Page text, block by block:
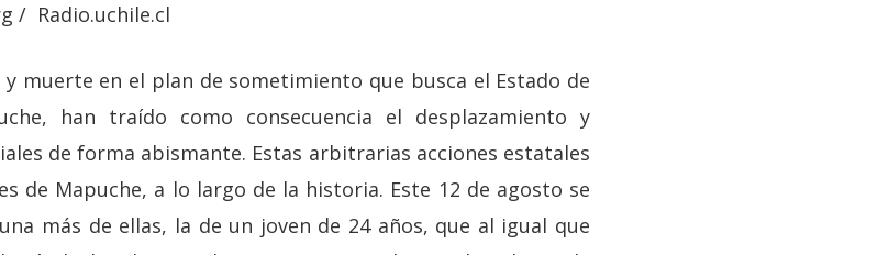
/ Radio.uchile.cl
muerte en el plan de sometimiento que busca el Estado de
han traído como consecuencia el desplazamiento y
de forma abismante. Estas arbitrarias acciones estatales
de Mapuche, a lo largo de la historia. Este 12 de agosto se
más de ellas, la de un joven de 24 años, que al igual que